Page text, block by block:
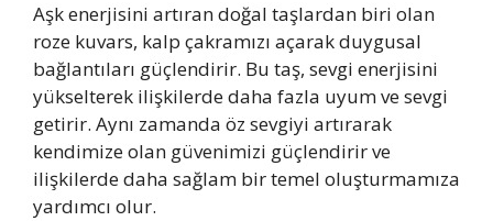
Aşk enerjisini artıran doğal taşlardan biri olan
roze kuvars, kalp çakramızı açarak duygusal
bağlantıları güçlendirir. Bu taş, sevgi enerjisini
yükselterek ilişkilerde daha fazla uyum ve sevgi
getirir. Aynı zamanda öz sevgiyi artırarak
kendimize olan güvenimizi güçlendirir ve
ilişkilerde daha sağlam bir temel oluşturmamıza
yardımcı olur.